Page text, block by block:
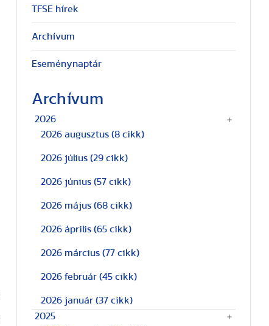
TFSE hírek
Archívum
Eseménynaptár
Archívum
2026
2026 augusztus (8 cikk)
2026 július (29 cikk)
2026 június (57 cikk)
2026 május (68 cikk)
2026 április (65 cikk)
2026 március (77 cikk)
2026 február (45 cikk)
2026 január (37 cikk)
2025